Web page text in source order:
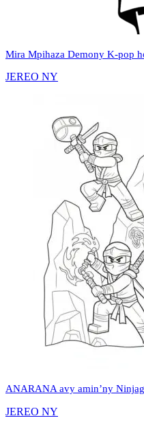
Mira Mpihaza Demony K‑pop
JEREO NY
ANARANA avy amin’ny
JEREO NY